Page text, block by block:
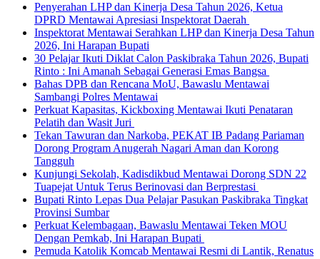
Penyerahan LHP dan Kinerja Desa Tahun 2026, Ketua
DPRD Mentawai Apresiasi Inspektorat Daerah
Inspektorat Mentawai Serahkan LHP dan Kinerja Desa Tahun
2026, Ini Harapan Bupati
30 Pelajar Ikuti Diklat Calon Paskibraka Tahun 2026, Bupati
Rinto : Ini Amanah Sebagai Generasi Emas Bangsa
Bahas DPB dan Rencana MoU, Bawaslu Mentawai
Sambangi Polres Mentawai
Perkuat Kapasitas, Kickboxing Mentawai Ikuti Penataran
Pelatih dan Wasit Juri
Tekan Tawuran dan Narkoba, PEKAT IB Padang Pariaman
Dorong Program Anugerah Nagari Aman dan Korong
Tangguh
Kunjungi Sekolah, Kadisdikbud Mentawai Dorong SDN 22
Tuapejat Untuk Terus Berinovasi dan Berprestasi
Bupati Rinto Lepas Dua Pelajar Pasukan Paskibraka Tingkat
Provinsi Sumbar
Perkuat Kelembagaan, Bawaslu Mentawai Teken MOU
Dengan Pemkab, Ini Harapan Bupati
Pemuda Katolik Komcab Mentawai Resmi di Lantik, Renatus